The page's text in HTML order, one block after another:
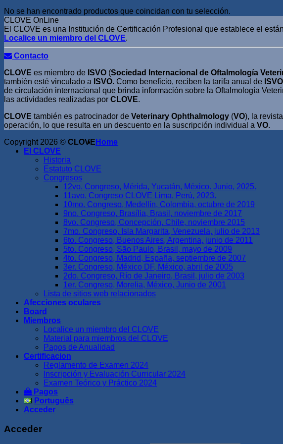
No se han encontrado productos que coincidan con tu selección.
CLOVE OnLine
El CLOVE es una Institución de Certificación Profesional que establece el
Localice un miembro del CLOVE.
Contacto
CLOVE es miembro de ISVO (Sociedad Internacional de Oftalmología
también esté vinculado a ISVO. Como beneficio, reciben la tarifa anual de ISVO
de circulación internacional que brinda información sobre la Oftalmología
las actividades realizadas por CLOVE.
CLOVE también es patrocinador de Veterinary Ophthalmology (VO), la
operación, lo que resulta en un descuento en la suscripción individual a VO.
Copyright 2026 © CLOVE Home
El CLOVE
Historia
Estatuto CLOVE
Congresos
12vo. Congreso, Mérida, Yucatán, México. Junio, 2025.
11avo. Congreso CLOVE Lima, Perú, 2023.
10mo. Congreso, Medellín, Colombia, octubre de 2019
9no. Congreso, Brasília, Brasil, noviembre de 2017
8vo. Congreso, Concepción, Chile, noviembre 2015
7mo. Congreso, Isla Margarita, Venezuela, julio de 2013
6to. Congreso, Buenos Aires, Argentina, junio de 2011
5to. Congreso, São Paulo, Brasil, mayo de 2009
4to. Congreso, Madrid, España, septiembre de 2007
3er. Congreso, México DF, México, abril de 2005
2do. Congreso, Río de Janeiro, Brasil, julio de 2003
1er. Congreso, Morelia, México, Junio de 2001
Lista de sitios web relacionados
Afecciones oculares
Board
Miembros
Localice un miembro del CLOVE
Material para miembros del CLOVE
Pagos de Anualidad
Certificacion
Reglamento de Examen 2024
Inscripción y Evaluación Curricular 2024
Examen Teórico y Práctico 2024
Pagos
Português
Acceder
Acceder